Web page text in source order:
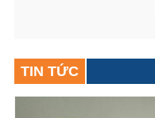
TIN TỨC